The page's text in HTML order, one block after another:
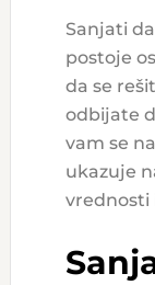
Sanjati
postoje
da se
odbijate
vam se
ukazuje
vrednosti